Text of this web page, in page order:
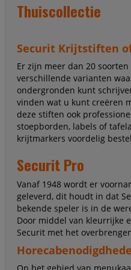
Thuiscollectie
Securit Krijtstiften
Er zijn meer dan 20
verschillende varianten
ondergronden kunt
vinden wat u kunt creëren
deze stiften ook
stoepborden, labels of
krijtmarkers voordelig
Securit Pro
Vanaf 1948 wordt er
geleverd, dit houdt in dat
bekende speler is in de
Door middel van kleurrijke
Securit met het